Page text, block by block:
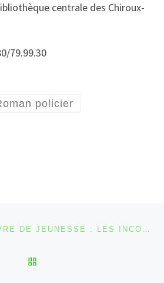
centrale des Chiroux-
79.99.30
policier
articles BIENNALE DU LIVRE DE JEUNESSE : LES INCONTOURNABLES 2007-2009